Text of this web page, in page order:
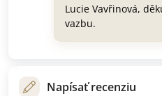
Lucie Vavřinová,
vazbu.
Napísať recenziu